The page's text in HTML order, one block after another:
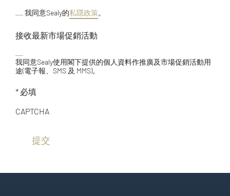
我同意Sealy的私隱政策。
接收最新市場促銷活動
我同意Sealy使用閣下提供的個人資料作推廣及市場促銷活動用
途(電子報、SMS 及 MMS)。
* 必填
CAPTCHA